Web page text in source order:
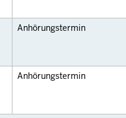
Anhörungstermin
Anhörungstermin